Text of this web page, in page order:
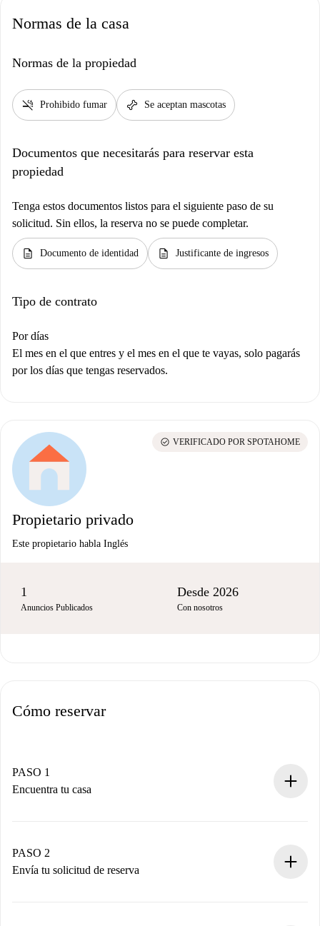
Normas de la casa
Normas de la propiedad
smoke_free Prohibido fumar pet_supplies Se aceptan mascotas
Documentos que necesitarás para reservar esta
propiedad
Tenga estos documentos listos para el siguiente paso de su
solicitud. Sin ellos, la reserva no se puede completar.
description Documento de identidad description Justificante de ingresos
Tipo de contrato
Por días
El mes en el que entres y el mes en el que te vayas, solo pagarás
por los días que tengas reservados.
Propietario privado
Este propietario habla Inglés
check_circle VERIFICADO POR SPOTAHOME
1
Anuncios Publicados
Desde 2026
Con nosotros
Cómo reservar
PASO 1
Encuentra tu casa
Tienes toda la información necesaria por adelantado.
PASO 2
Envía tu solicitud de reserva